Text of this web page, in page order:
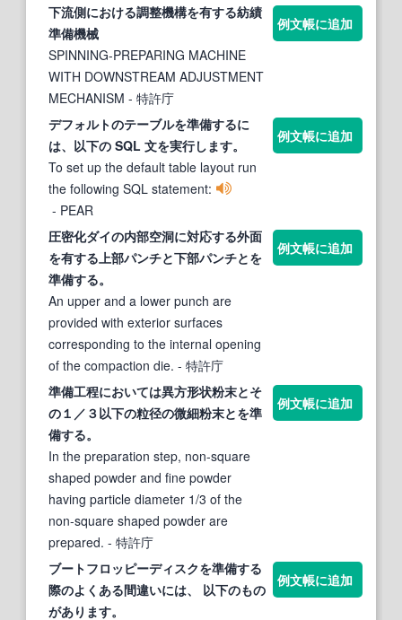
下流側における調整機構を有する紡績
準備機械
SPINNING-PREPARING MACHINE
WITH DOWNSTREAM ADJUSTMENT
MECHANISM - 特許庁
例文帳に追加
デフォルトのテーブルを準備するに
は、以下の SQL 文を実行します。
To set up the default table layout run
the following SQL statement:
- PEAR
例文帳に追加
圧密化ダイの内部空洞に対応する外面
を有する 上部パンチと下部パンチとを
準備する。
An upper and a lower punch are
provided with exterior surfaces
corresponding to the internal opening
of the compaction die. - 特許庁
例文帳に追加
準備工程においては異方形状粉末とそ
の１／３以下の粒径の微細粉末とを準
備する。
In the preparation step, non-square
shaped powder and fine powder
having particle diameter 1/3 of the
non-square shaped powder are
prepared. - 特許庁
例文帳に追加
ブートフロッピーディスクを準備する
際のよくある間違いには、 以下のもの
があります。
例文帳に追加